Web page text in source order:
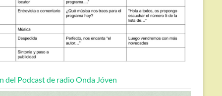
del Podcast de radio Onda Jóven